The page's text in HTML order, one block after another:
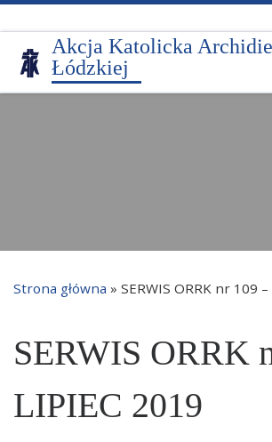
Przejdź do treści
Akcja Katolicka
Łódzkiej
Strona główna » SERWIS ORRK nr 109
SERWIS ORRK
LIPIEC 2019